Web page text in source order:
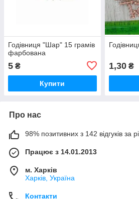
Годівниця "Шар" 15 грамів
фарбована
5 ₴
Купити
1,30₴
Про нас
98% позитивних з 142 відгуків за
Працює з 14.01.2013
м. Харків
Харків, Україна
Контакти